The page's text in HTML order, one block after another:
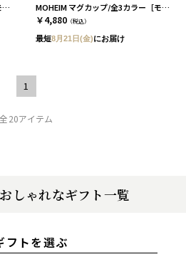
MOHEIM マグカップ/全3カラー［モヘイム］+濃厚フォンダンショコラ サンドホワイト MOHEIM マグカップ/全3カラー［モヘイム］+濃厚フォンダンショコラ ライトブルー
￥4,880 （税込）
最短8月21日(金)にお届け
1
全20アイテム
しゃれなギフト一覧
フトを選ぶ